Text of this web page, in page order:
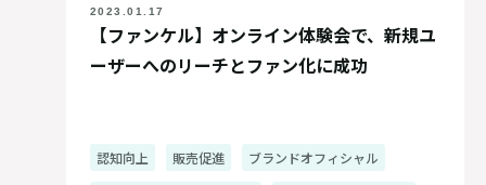
2023.01.17
【ファンケル】オンライン体験会で、新規ユ
ーザーへのリーチとファン化に成功
認知向上 販売促進 ブランドオフィシャル